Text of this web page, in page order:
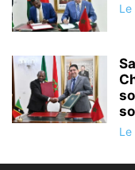
Le
Le